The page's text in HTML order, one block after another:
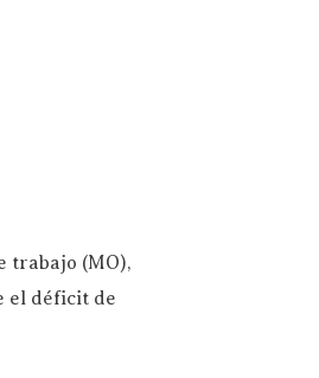
trabajo (MO),
el déficit de